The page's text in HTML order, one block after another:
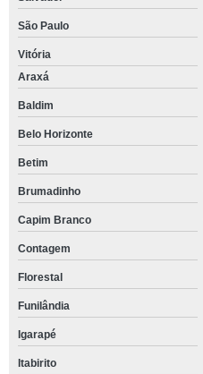
São Paulo
Vitória
Araxá
Baldim
Belo Horizonte
Betim
Brumadinho
Capim Branco
Contagem
Florestal
Funilândia
Igarapé
Itabirito